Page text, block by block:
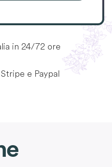
in 24/72 ore
e Paypal